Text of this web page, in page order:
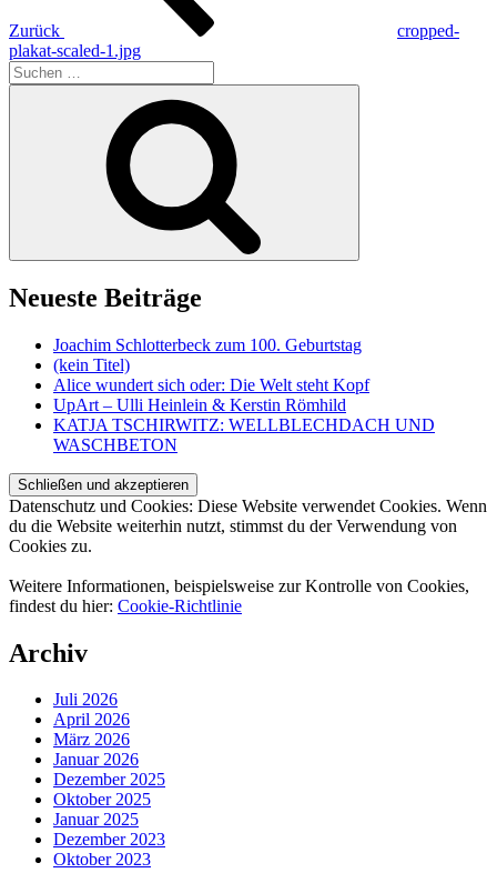
Zurück
cropped-
plakat-scaled-1.jpg
Suche
nach:
Neueste Beiträge
Joachim Schlotterbeck zum 100. Geburtstag
(kein Titel)
Alice wundert sich oder: Die Welt steht Kopf
UpArt – Ulli Heinlein & Kerstin Römhild
KATJA TSCHIRWITZ: WELLBLECHDACH UND
WASCHBETON
Datenschutz und Cookies: Diese Website verwendet Cookies. Wenn
du die Website weiterhin nutzt, stimmst du der Verwendung von
Cookies zu.
Weitere Informationen, beispielsweise zur Kontrolle von Cookies,
findest du hier: Cookie-Richtlinie
Archiv
Juli 2026
April 2026
März 2026
Januar 2026
Dezember 2025
Oktober 2025
Januar 2025
Dezember 2023
Oktober 2023